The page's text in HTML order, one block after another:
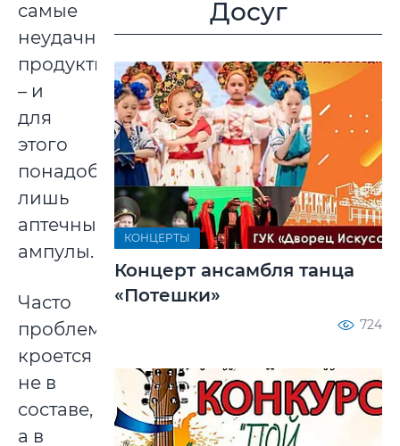
самые
неудачные
продукты
– и
для
этого
понадобятся
лишь
аптечные
ампулы.
Часто
проблема
кроется
не в
составе,
а в
Досуг
КОНЦЕРТЫ
Концерт ансамбля танца
«Потешки»
724